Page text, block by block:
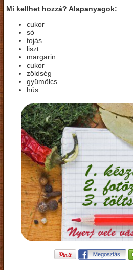
Mi kellhet hozzá? Alapanyagok:
cukor
só
tojás
liszt
margarin
cukor
zöldség
gyümölcs
hús